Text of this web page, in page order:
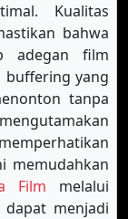
Kualitas
bahwa
adegan film
buffering yang
tanpa
memudahkan
Film melalui
menjadi